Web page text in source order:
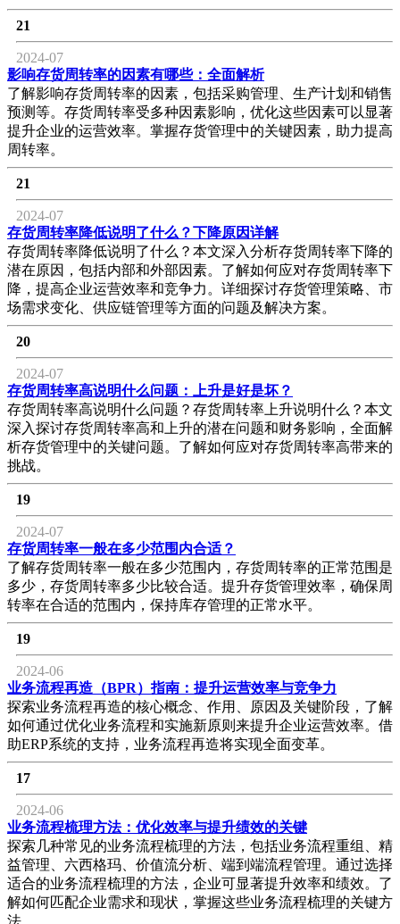
21
2024-07
影响存货周转率的因素有哪些：全面解析
了解影响存货周转率的因素，包括采购管理、生产计划和销售
预测等。存货周转率受多种因素影响，优化这些因素可以显著
提升企业的运营效率。掌握存货管理中的关键因素，助力提高
周转率。
21
2024-07
存货周转率降低说明了什么？下降原因详解
存货周转率降低说明了什么？本文深入分析存货周转率下降的
潜在原因，包括内部和外部因素。了解如何应对存货周转率下
降，提高企业运营效率和竞争力。详细探讨存货管理策略、市
场需求变化、供应链管理等方面的问题及解决方案。
20
2024-07
存货周转率高说明什么问题：上升是好是坏？
存货周转率高说明什么问题？存货周转率上升说明什么？本文
深入探讨存货周转率高和上升的潜在问题和财务影响，全面解
析存货管理中的关键问题。了解如何应对存货周转率高带来的
挑战。
19
2024-07
存货周转率一般在多少范围内合适？
了解存货周转率一般在多少范围内，存货周转率的正常范围是
多少，存货周转率多少比较合适。提升存货管理效率，确保周
转率在合适的范围内，保持库存管理的正常水平。
19
2024-06
业务流程再造（BPR）指南：提升运营效率与竞争力
探索业务流程再造的核心概念、作用、原因及关键阶段，了解
如何通过优化业务流程和实施新原则来提升企业运营效率。借
助ERP系统的支持，业务流程再造将实现全面变革。
17
2024-06
业务流程梳理方法：优化效率与提升绩效的关键
探索几种常见的业务流程梳理的方法，包括业务流程重组、精
益管理、六西格玛、价值流分析、端到端流程管理。通过选择
适合的业务流程梳理的方法，企业可显著提升效率和绩效。了
解如何匹配企业需求和现状，掌握这些业务流程梳理的关键方
法。